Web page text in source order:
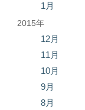
1月
2015年
12月
11月
10月
9月
8月